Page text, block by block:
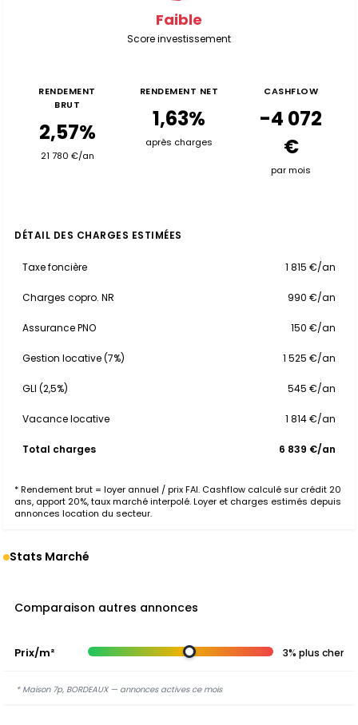
Faible
Score investissement
RENDEMENT
BRUT
2,57%
21 780 €/an
RENDEMENT NET
1,63%
après charges
CASHFLOW
-4 072
€
par mois
DÉTAIL DES CHARGES ESTIMÉES
Taxe foncière 1 815 €/an
Charges copro. NR 990 €/an
Assurance PNO 150 €/an
Gestion locative (7%) 1 525 €/an
GLI (2,5%) 545 €/an
Vacance locative 1 814 €/an
Total charges 6 839 €/an
* Rendement brut = loyer annuel / prix FAI. Cashflow calculé sur crédit 20
ans, apport 20%, taux marché interpolé. Loyer et charges estimés depuis
annonces location du secteur.
Stats Marché
Comparaison autres annonces
Prix/m² 3% plus cher
* Maison 7p, BORDEAUX — annonces actives ce mois